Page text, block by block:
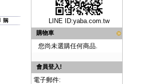
LINE ID:yaba.com.tw
購物車
您尚未選購任何商品.
會員登入!
電子郵件: